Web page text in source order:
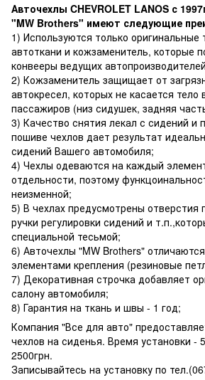
Авточехлы CHEVROLET LANOS с
"MW Brothers" имеют следующие
1) Используются только оригинальные
автоткани и кожзаменитель, которые
конвееры ведущих
2) Кожзаменитель защищает от
автокресел, которых не касается тело
пассажиров (низ сидушек, задняя
3) Качество снятия лекал с сидений и
пошиве чехлов дает результат
сидений Вашего автомобиля;
4) Чехлы одеваются на каждый
отдельности, поэтому
неизменной;
5) В чехлах предусмотрены отверстия
ручки регулировки сидений и
специальной тесьмой;
6) Авточехлы "MW Brothers"
элементами крепления (резиновые
7) Декоративная строчка добавляет
салону автомобиля;
8) Гарантия на ткань и швы - 1 год;
Компания "Все для авто"
чехлов на сиденья. Время установки -
2500грн.
Записывайтесь на установку по